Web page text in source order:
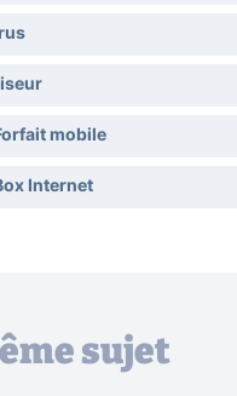
mobile
Internet
sujet